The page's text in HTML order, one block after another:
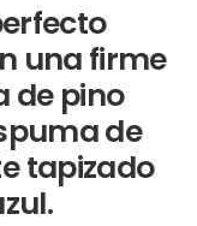
una firme
de pino
de
tapizado